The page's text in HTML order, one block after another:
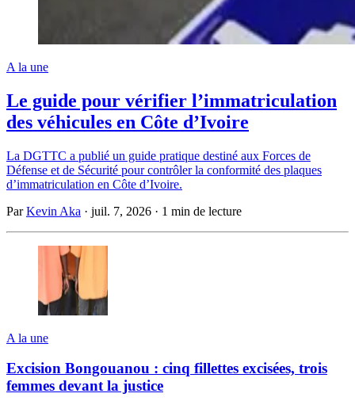
A la une
Le guide pour vérifier l’immatriculation
des véhicules en Côte d’Ivoire
La DGTTC a publié un guide pratique destiné aux Forces de
Défense et de Sécurité pour contrôler la conformité des plaques
d’immatriculation en Côte d’Ivoire.
ParKevin Aka · juil. 7, 2026 · 1 min de lecture
A la une
Excision Bongouanou : cinq fillettes excisées, trois
femmes devant la justice